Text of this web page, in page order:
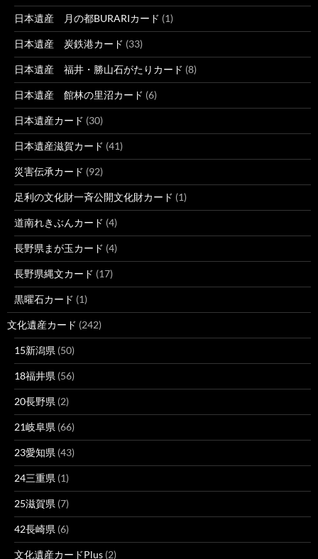
日本遺産 月の都BURARIカード (1)
日本遺産 炭鉄港カード (33)
日本遺産 福井・勝山石がたりカード (8)
日本遺産 館林の里沼カード (6)
日本遺産カード (30)
日本遺産滋賀カード (41)
災害伝承カード (92)
足利の文化財一斉公開文化財カード (1)
道南れきぶんカード (4)
長野県まが玉カード (4)
長野県縄文カード (17)
黒曜石カード (1)
文化遺産カード (242)
15新潟県 (50)
18福井県 (56)
20長野県 (2)
21岐阜県 (66)
23愛知県 (43)
24三重県 (1)
25滋賀県 (7)
42長崎県 (6)
文化遺産カードPlus (2)